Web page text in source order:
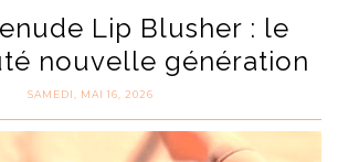
Lip Blusher : le
nouvelle génération
SAMEDI, MAI 16, 2026